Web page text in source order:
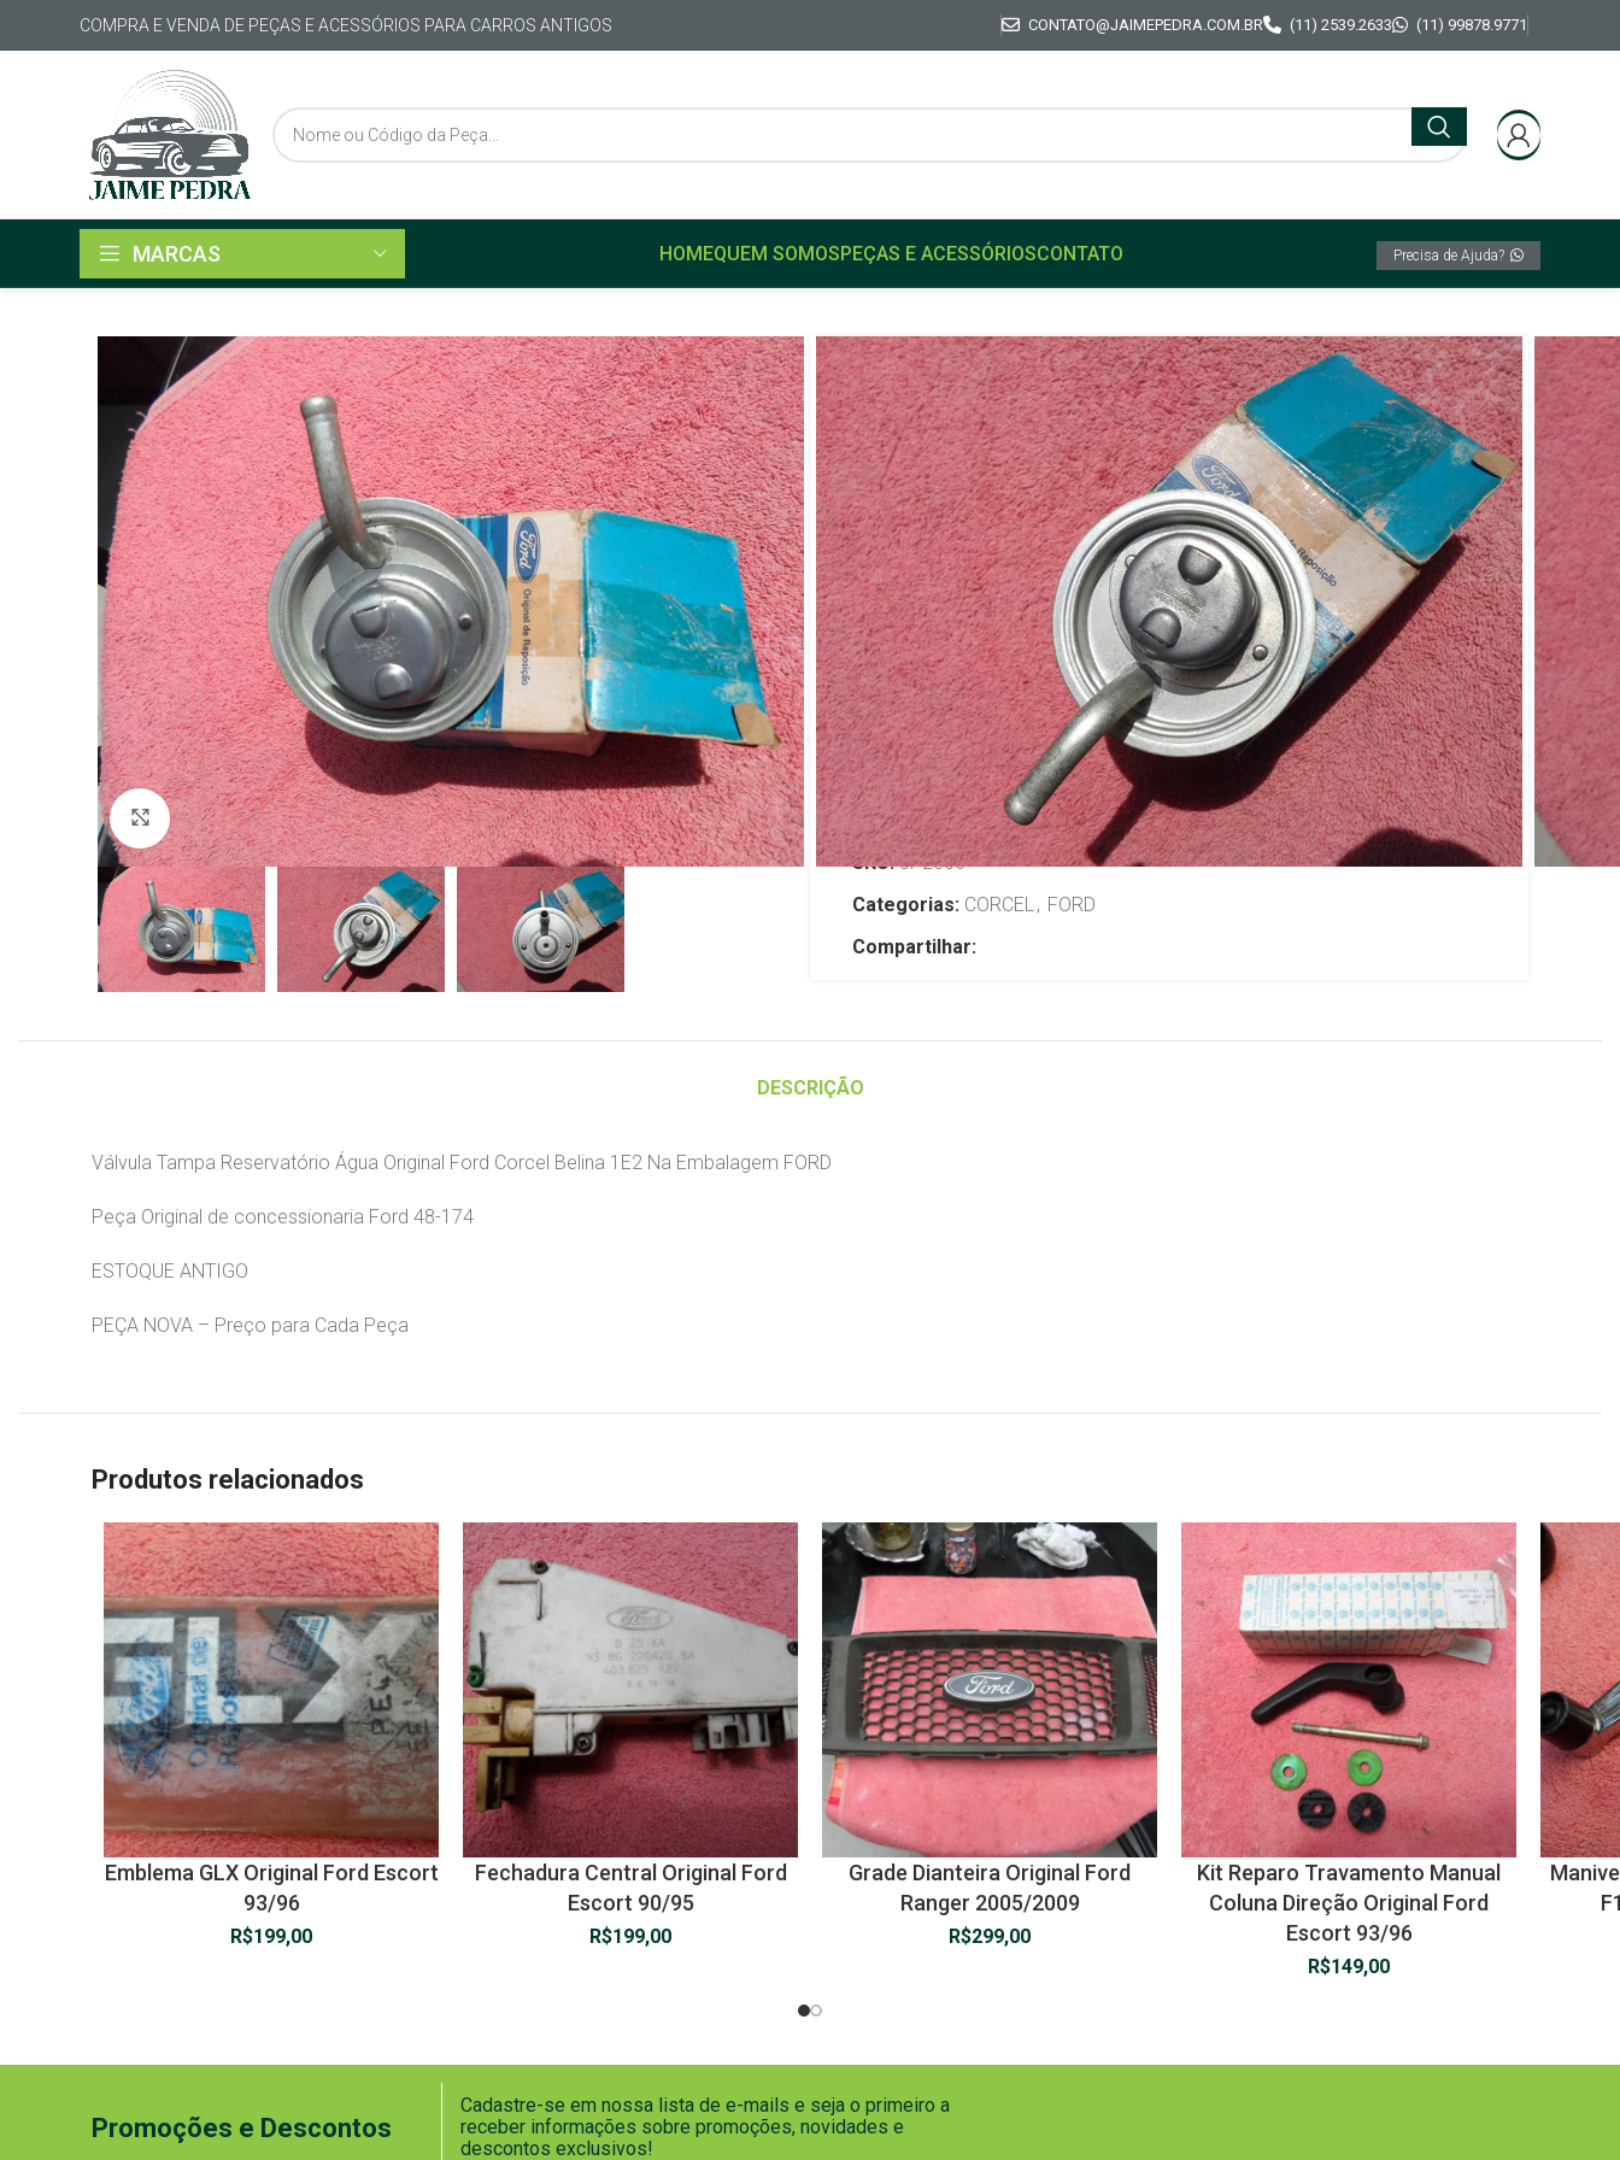
COMPRA E VENDA DE PEÇAS E ACESSÓRIOS PARA CARROS ANTIGOS CONTATO@JAIMEPEDRA.COM.BR (11) 2539.2633 (11) 99878.9771
MARCAS HOMEQUEM SOMOSPEÇAS E ACESSÓRIOSCONTATO Precisa de Ajuda?
Click to enlarge
Início FORD
CORCEL
Válvula Tampa Reservatório Da Água radiador Motor Original Ford Corcel
Belina 1E2 Na Caixa FORD
Válvula Tampa Reservatório Da
Água radiador Motor Original Ford
Corcel Belina 1E2 Na Caixa FORD
R$579,00
TENHO INTERESSE
SKU:JP2566
Categorias: CORCEL, FORD
Compartilhar:
DESCRIÇÃO
Válvula Tampa Reservatório Água Original Ford Corcel Belina 1E2 Na Embalagem FORD
Peça Original de concessionaria Ford 48-174
ESTOQUE ANTIGO
PEÇA NOVA – Preço para Cada Peça
Produtos relacionados
Emblema GLX Original Ford Escort
93/96
R$199,00
Fechadura Central Original Ford
Escort 90/95
R$199,00
Grade Dianteira Original Ford
Ranger 2005/2009
R$299,00
Kit Reparo Travamento Manual
Coluna Direção Original Ford
Escort 93/96
R$149,00
Promoções e Descontos
Cadastre-se em nossa lista de e-mails e seja o primeiro a
receber informações sobre promoções, novidades e
descontos exclusivos!